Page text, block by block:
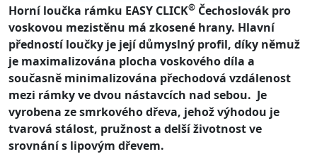
Horní loučka rámku EASY CLICK® Čechoslovák pro
voskovou mezistěnu má zkosené hrany. Hlavní
předností loučky je její důmyslný profil, díky němuž
je maximalizována plocha voskového díla a
současně minimalizována přechodová vzdálenost
mezi rámky ve dvou nástavcích nad sebou. Je
vyrobena ze smrkového dřeva, jehož výhodou je
tvarová stálost, pružnost a delší životnost ve
srovnání s lipovým dřevem.